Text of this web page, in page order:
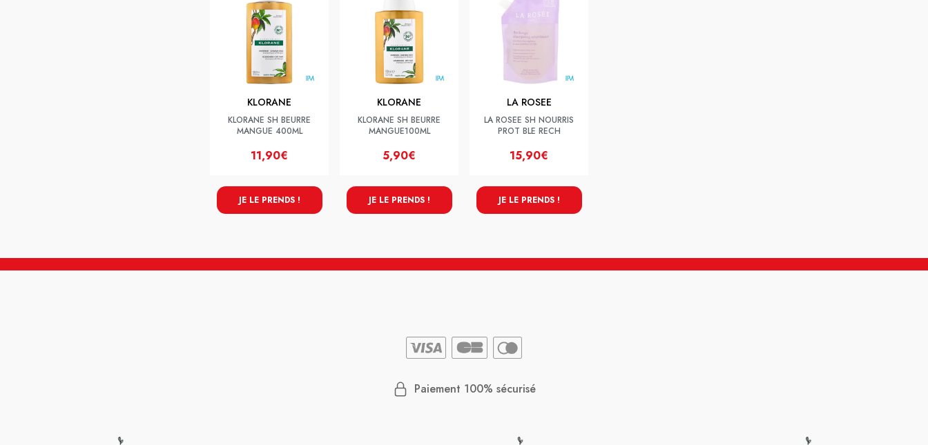
KLORANE
KLORANE SH BEURRE
MANGUE 400ML
11,90€
JE LE PRENDS !
KLORANE
KLORANE SH BEURRE
MANGUE100ML
5,90€
JE LE PRENDS !
LA ROSEE
LA ROSEE SH NOURRIS
PROT BLE RECH
15,90€
JE LE PRENDS !
Paiement 100% sécurisé